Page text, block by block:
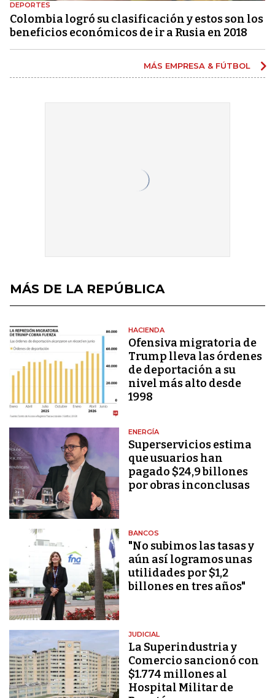
DEPORTES
Colombia logró su clasificación y estos son los
beneficios económicos de ir a Rusia en 2018
MÁS EMPRESA & FÚTBOL
MÁS DE LA REPÚBLICA
HACIENDA
Ofensiva migratoria de
Trump lleva las órdenes
de deportación a su
nivel más alto desde
1998
ENERGÍA
Superservicios estima
que usuarios han
pagado $24,9 billones
por obras inconclusas
BANCOS
"No subimos las tasas y
aún así logramos unas
utilidades por $1,2
billones en tres años"
JUDICIAL
La Superindustria y
Comercio sancionó con
$1.774 millones al
Hospital Militar de